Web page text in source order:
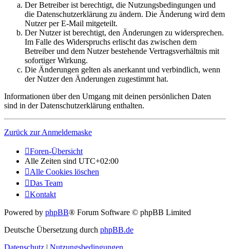
Der Betreiber ist berechtigt, die Nutzungsbedingungen und
die Datenschutzerklärung zu ändern. Die Änderung wird dem
Nutzer per E-Mail mitgeteilt.
Der Nutzer ist berechtigt, den Änderungen zu widersprechen.
Im Falle des Widerspruchs erlischt das zwischen dem
Betreiber und dem Nutzer bestehende Vertragsverhältnis mit
sofortiger Wirkung.
Die Änderungen gelten als anerkannt und verbindlich, wenn
der Nutzer den Änderungen zugestimmt hat.
Informationen über den Umgang mit deinen persönlichen Daten
sind in der Datenschutzerklärung enthalten.
Zurück zur Anmeldemaske
Foren-Übersicht
Alle Zeiten sind UTC+02:00
Alle Cookies löschen
Das Team
Kontakt
Powered by phpBB® Forum Software © phpBB Limited
Deutsche Übersetzung durch phpBB.de